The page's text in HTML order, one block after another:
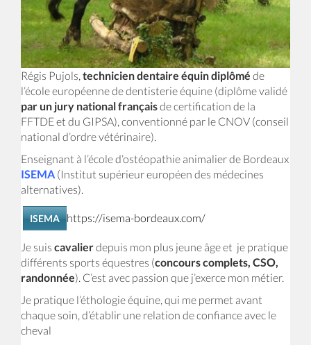
Régis Pujols, technicien dentaire équin diplômé de
l’école européenne de dentisterie équine (diplôme validé
par un jury national françaisde certification de la
FFTDE et du GIPSA), conventionné par le CNOV (conseil
national d’ordre vétérinaire).
Enseignant à l’école d’ostéopathie animalier de Bordeaux
ISEMA (Institut supérieur européen des médecines
alternatives).
ISEMA https://isema-bordeaux.com/
Je suis cavalierdepuis mon plus jeune âge et je pratique
différents sports équestres (concours complets, CSO,
randonnée). C’est avec passion que j’exerce mon métier.
Je pratique l’éthologie équine, qui me permet avant
chaque soin, d’établir une relation de confiance avec le
cheval